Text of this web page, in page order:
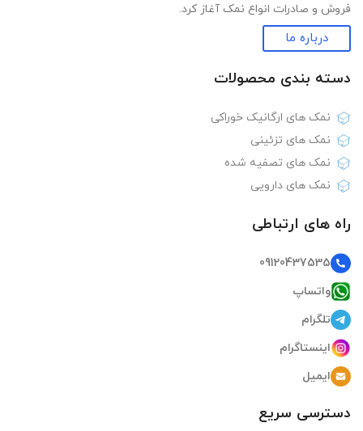
فروش و صادرات انواع نمک آغاز کرد.
درباره ما
دسته بندی‌ محصولات
نمک های ارگانیک خوراکی
نمک های تزئینی
نمک های تصفیه شده
نمک های دارویی
راه های ارتباطی
09120437535
واتساپ
تلگرام
اینستاگرام
ایمیل
دسترسی سریع